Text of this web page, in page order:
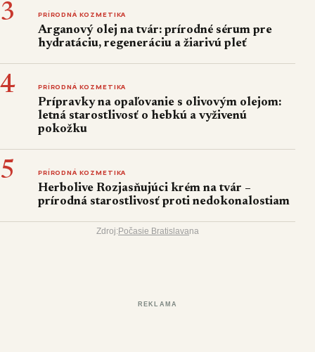
3 PRÍRODNÁ KOZMETIKA
Arganový olej na tvár: prírodné sérum pre
hydratáciu, regeneráciu a žiarivú pleť
4 PRÍRODNÁ KOZMETIKA
Prípravky na opaľovanie s olivovým olejom:
letná starostlivosť o hebkú a vyživenú
pokožku
5 PRÍRODNÁ KOZMETIKA
Herbolive Rozjasňujúci krém na tvár –
prírodná starostlivosť proti nedokonalostiam
Zdroj:Počasie Bratislavana
REKLAMA